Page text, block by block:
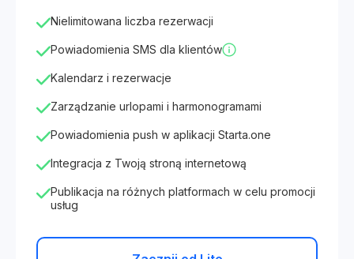
Nielimitowana liczba rezerwacji
Powiadomienia SMS dla klientów
Kalendarz i rezerwacje
Zarządzanie urlopami i harmonogramami
Powiadomienia push w aplikacji Starta.one
Integracja z Twoją stroną internetową
Publikacja na różnych platformach w celu promocji
usług